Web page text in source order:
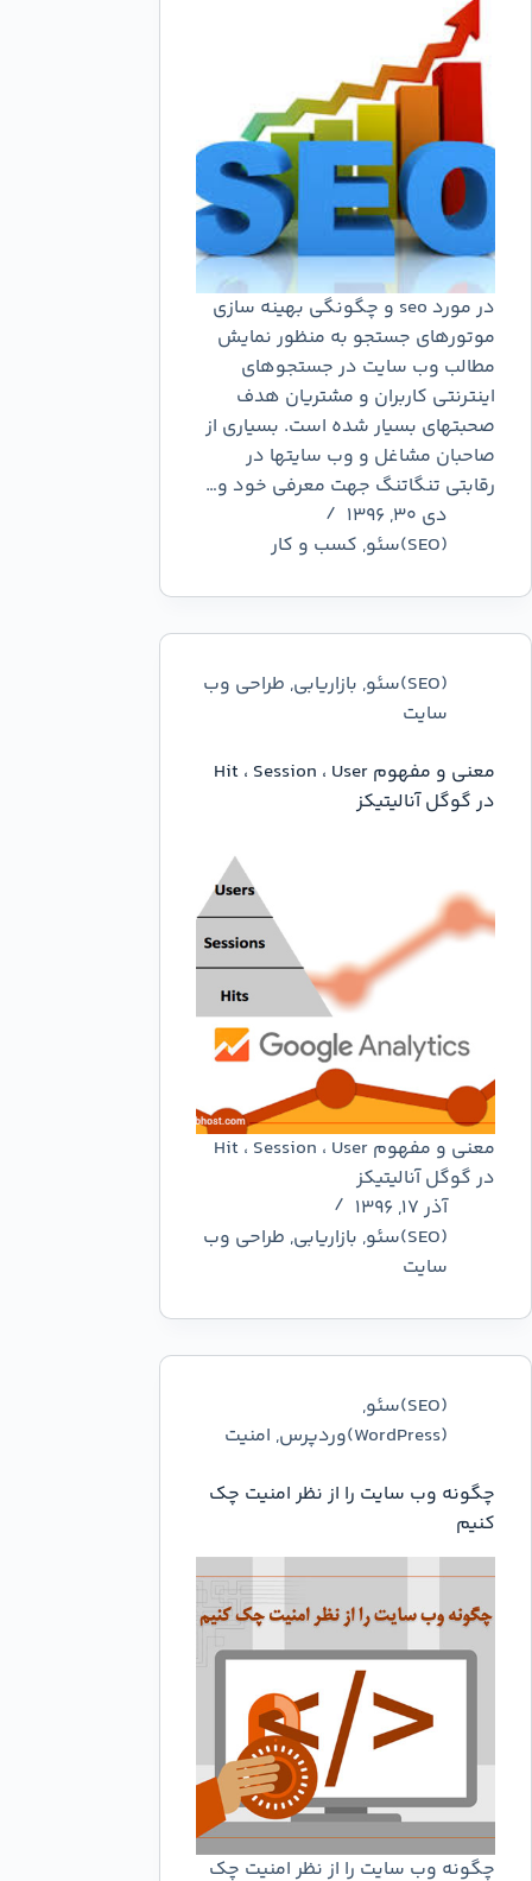
در مورد seo و چگونگی بهینه سازی
موتورهای جستجو به منظور نمایش
مطالب وب سایت در جستجوهای
اینترنتی کاربران و مشتریان هدف
صحبتهای بسیار شده است. بسیاری از
صاحبان مشاغل و وب سایتها در
رقابتی تنگاتنگ جهت معرفی خود و…
دی ۳۰, ۱۳۹۶
(SEO)سئو
, کسب و کار
(SEO)سئو , بازاریابی, طراحی وب
سایت
معنی و مفهوم Hit ، Session ، User
در گوگل آنالیتیکز
معنی و مفهوم Hit ، Session ، User
در گوگل آنالیتیکز
آذر ۱۷, ۱۳۹۶
(SEO)سئو
, بازاریابی, طراحی وب
سایت
(SEO)سئو
,
(WordPress)وردپرس
, امنیت
چگونه وب سایت را از نظر امنیت چک
کنیم
چگونه وب سایت را از نظر امنیت چک